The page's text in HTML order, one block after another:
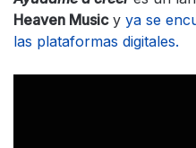
Heaven Musicy ya se
las plataformas digitales.